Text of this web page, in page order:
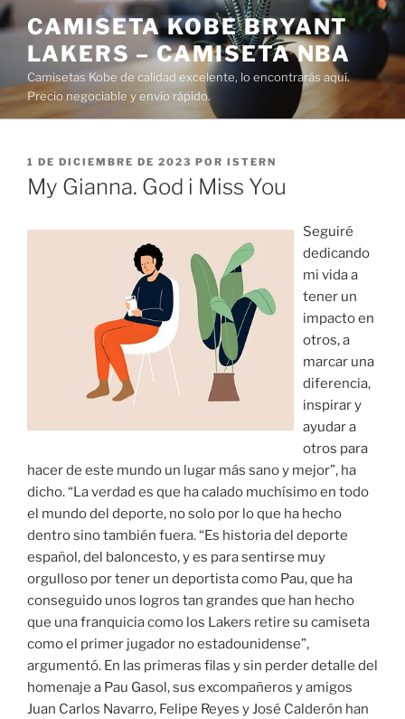
Saltar
al
contenido
CAMISETA KOBE BRYANT
LAKERS – CAMISETA NBA
Camisetas Kobe de calidad excelente, lo encontrarás aquí.
Precio negociable y envío rápido.
PUBLICADO
EL
1 DE DICIEMBRE DE 2023 POR ISTERN
My Gianna. God i Miss You
Seguiré
dedicando
mi vida a
tener un
impacto en
otros, a
marcar una
diferencia,
inspirar y
ayudar a
otros para
hacer de este mundo un lugar más sano y mejor”, ha
dicho. “La verdad es que ha calado muchísimo en todo
el mundo del deporte, no solo por lo que ha hecho
dentro sino también fuera. “Es historia del deporte
español, del baloncesto, y es para sentirse muy
orgulloso por tener un deportista como Pau, que ha
conseguido unos logros tan grandes que han hecho
que una franquicia como los Lakers retire su camiseta
como el primer jugador no estadounidense”,
argumentó. En las primeras filas y sin perder detalle del
homenaje a Pau Gasol, sus excompañeros y amigos
Juan Carlos Navarro, Felipe Reyes y José Calderón han